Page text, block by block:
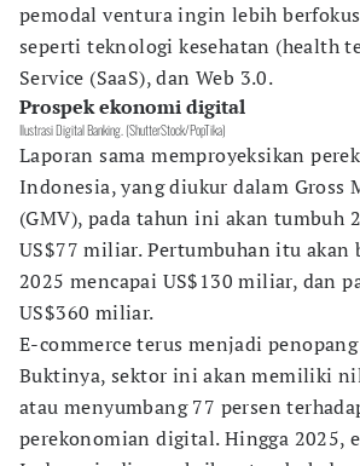
pemodal ventura ingin lebih
seperti teknologi kesehatan (health
Service (SaaS), dan Web 3.0.
Prospek ekonomi digital
Ilustrasi Digital Banking. (ShutterStock/PopTika)
Laporan sama memproyeksikan
Indonesia, yang diukur dalam Gross
(GMV), pada tahun ini akan tumbuh
US$77 miliar. Pertumbuhan itu akan
2025 mencapai US$130 miliar, dan
US$360 miliar.
E-commerce terus menjadi
Buktinya, sektor ini akan memiliki
atau menyumbang 77 persen
perekonomian digital. Hingga 2025,